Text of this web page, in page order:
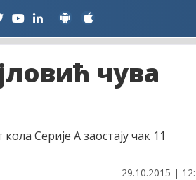
чува
Серије А заостају чак 11
29.10.2015 |